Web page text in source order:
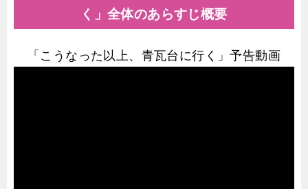
く」全体のあらすじ概要
「こうなった以上、青瓦台に行く」予告動画